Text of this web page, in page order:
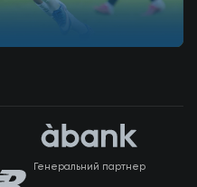
Генеральний партнер